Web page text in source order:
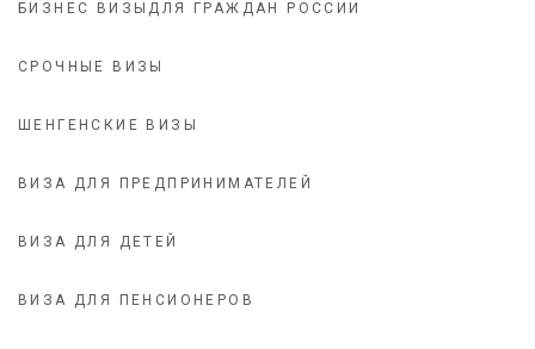
БИЗНЕС ВИЗЫДЛЯ ГРАЖДАН РОССИИ
СРОЧНЫЕ ВИЗЫ
ШЕНГЕНСКИЕ ВИЗЫ
ВИЗА ДЛЯ ПРЕДПРИНИМАТЕЛЕЙ
ВИЗА ДЛЯ ДЕТЕЙ
ВИЗА ДЛЯ ПЕНСИОНЕРОВ